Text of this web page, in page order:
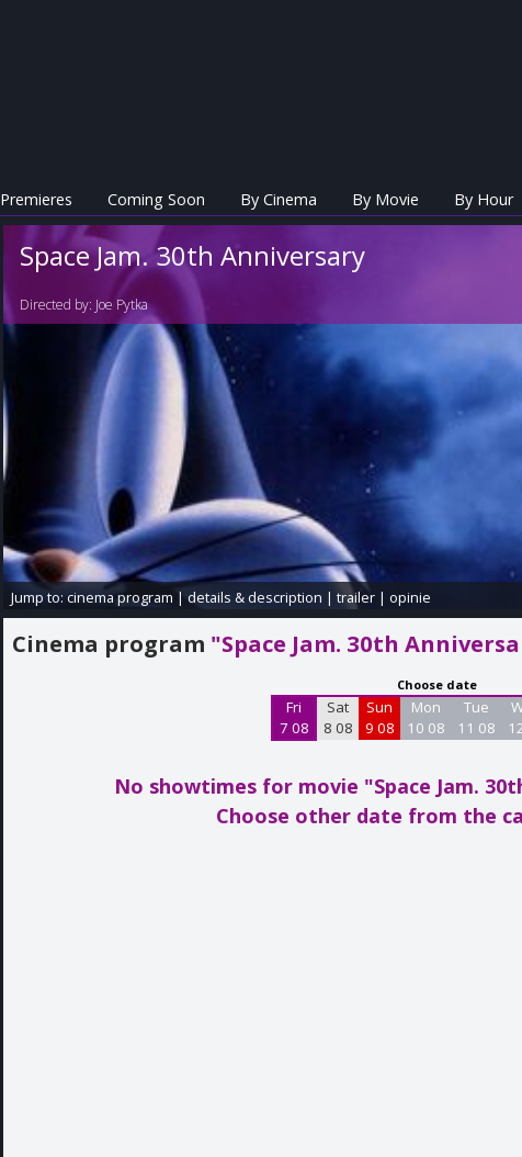
Premieres Coming Soon By Cinema By Movie By Hour
Space Jam. 30th Anniversary
Directed by: Joe Pytka
Jump to: cinema program | details & description | trailer| opinie
Cinema program "Space Jam. 30th
Choose date
Fri
7 08
Sat
8 08
Sun
9 08
Mon
10 08
Tue
11 08
No showtimes for movie "Space Jam.
Choose other date from the